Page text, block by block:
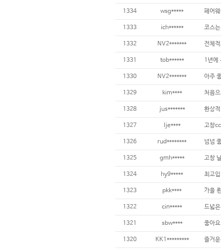
1334 wsg*****
1333 ich******
1332 NV2*******
1331 tob******
1330 NV2*******
1329 kim****
1328 jus******* 환상
1327 lje**** 고창
1326 rud******** 넘넘
1325 gmh*****
1324 hy9***** 최고
1323 pkk**** 가을
1322 cin***** 드넓
1321 sbw**** 좋아요
1320 KK1********* 즐거